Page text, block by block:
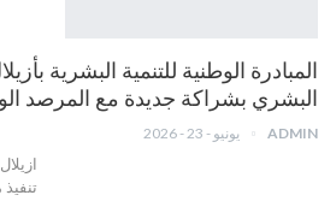
المبادرة الوطنية للتنمية البشرية
البشري بشراكة جديدة مع المرصد
ADMIN يونيو - 23 - 2026